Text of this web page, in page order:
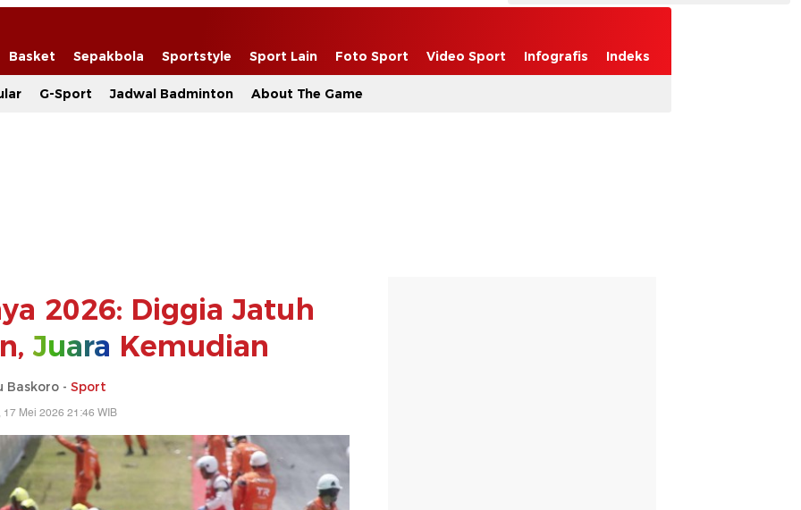
Basket Sepakbola Sportstyle Sport Lain Foto Sport Video Sport Infografis Indeks
G-Sport Jadwal Badminton About The Game
2026: Diggia Jatuh
Juara Kemudian
Baskoro - Sport
17 Mei 2026 21:46 WIB